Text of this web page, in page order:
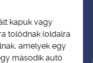
kapuk vagy
tolódnak (oldalra
amelyek egy
második autó